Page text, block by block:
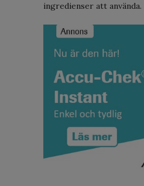
ingredienser att använda.